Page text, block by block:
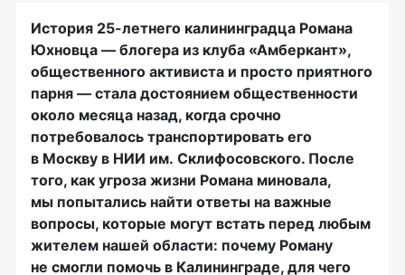
История 25-летнего калининградца Романа
Юхновца — блогера из клуба «Амберкант»,
общественного активиста и просто приятного
парня — стала достоянием общественности
около месяца назад, когда срочно
потребовалось транспортировать его
в Москву в НИИ им. Склифосовского. После
того, как угроза жизни Романа миновала,
мы попытались найти ответы на важные
вопросы, которые могут встать перед любым
жителем нашей области: почему Роману
не смогли помочь в Калининграде, для чего